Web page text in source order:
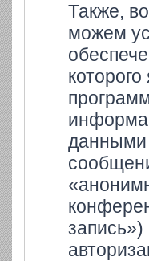
Также,
можем
данными